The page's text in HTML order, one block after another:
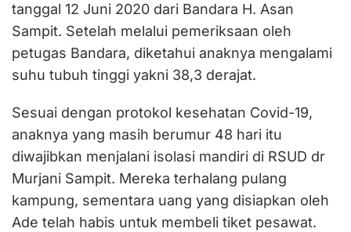
tanggal 12 Juni 2020 dari Bandara H. Asan
Sampit. Setelah melalui pemeriksaan oleh
petugas Bandara, diketahui anaknya mengalami
suhu tubuh tinggi yakni 38,3 derajat.
Sesuai dengan protokol kesehatan Covid-19,
anaknya yang masih berumur 48 hari itu
diwajibkan menjalani isolasi mandiri di RSUD dr
Murjani Sampit. Mereka terhalang pulang
kampung, sementara uang yang disiapkan oleh
Ade telah habis untuk membeli tiket pesawat.